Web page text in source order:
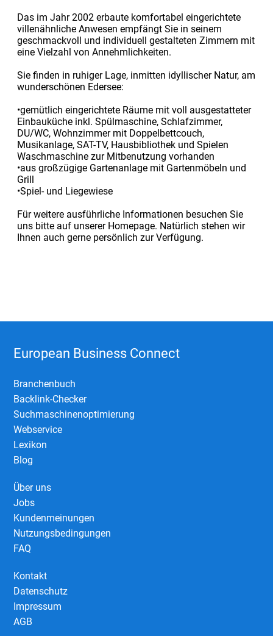
Das im Jahr 2002 erbaute komfortabel eingerichtete
villenähnliche Anwesen empfängt Sie in seinem
geschmackvoll und individuell gestalteten Zimmern mit
eine Vielzahl von Annehmlichkeiten.
Sie finden in ruhiger Lage, inmitten idyllischer Natur, am
wunderschönen Edersee:
•gemütlich eingerichtete Räume mit voll ausgestatteter
Einbauküche inkl. Spülmaschine, Schlafzimmer,
DU/WC, Wohnzimmer mit Doppelbettcouch,
Musikanlage, SAT-TV, Hausbibliothek und Spielen
Waschmaschine zur Mitbenutzung vorhanden
•aus großzügige Gartenanlage mit Gartenmöbeln und
Grill
•Spiel- und Liegewiese
Für weitere ausführliche Informationen besuchen Sie
uns bitte auf unserer Homepage. Natürlich stehen wir
Ihnen auch gerne persönlich zur Verfügung.
European Business Connect
Branchenbuch
Backlink-Checker
Suchmaschinenoptimierung
Webservice
Lexikon
Blog
Über uns
Jobs
Kundenmeinungen
Nutzungsbedingungen
FAQ
Kontakt
Datenschutz
Impressum
AGB